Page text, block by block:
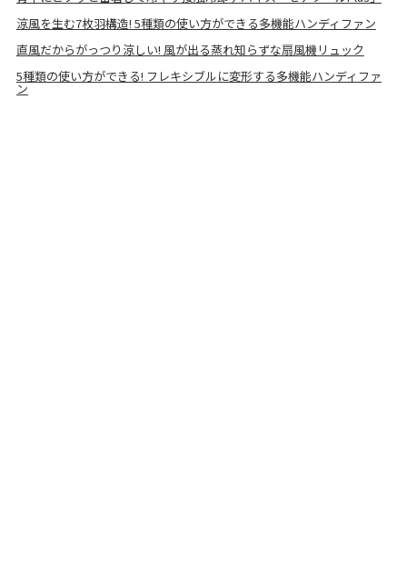
涼風を生む7枚羽構造! 5種類の使い方ができる多機能ハンディファン
直風だからがっつり涼しい! 風が出る蒸れ知らずな扇風機リュック
5種類の使い方ができる! フレキシブルに変形する多機能ハンディファ
ン